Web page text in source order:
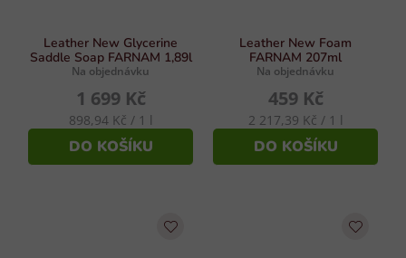
Leather New Glycerine
Saddle Soap FARNAM 1,89l
Na objednávku
1 699 Kč
Měrná
898,94 Kč / 1 l
DO KOŠÍKU
Leather New Foam
FARNAM 207ml
Na objednávku
459 Kč
Měrná
2 217,39 Kč / 1 l
DO KOŠÍKU